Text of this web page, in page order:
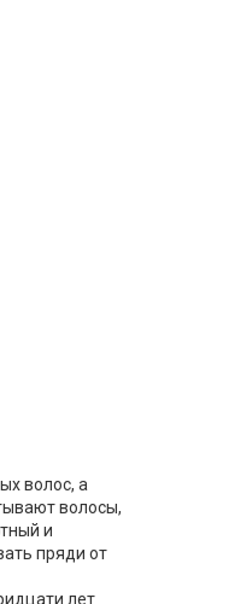
волос, а
волосы,
и
пряди от
лет